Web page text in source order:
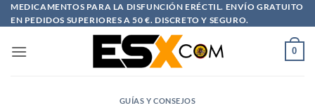
Saltar
al
MEDICAMENTOS PARA LA DISFUNCIÓN ERÉCTIL. ENVÍO GRATUITO
EN PEDIDOS SUPERIORES A 50 €. DISCRETO Y SEGURO.
0
GUÍAS Y CONSEJOS